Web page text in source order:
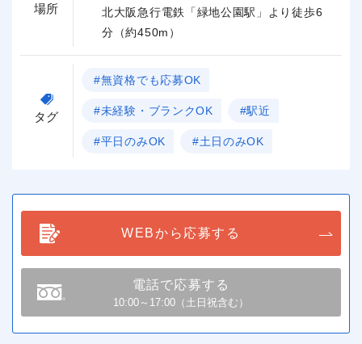
場所
北大阪急行電鉄「緑地公園駅」より徒歩6
分（約450m）
タグ
#無資格でも応募OK
#未経験・ブランクOK #駅近
#平日のみOK #土日のみOK
WEBから応募する
電話で応募する
10:00～17:00（土日祝含む）